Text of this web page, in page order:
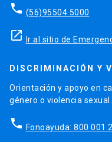
phone (56)95504 5000
launch Ir al sitio de
DISCRIMINACIÓN Y
Orientación y apoyo en
género o violencia sexual.
phone Fonoayuda: 800 001